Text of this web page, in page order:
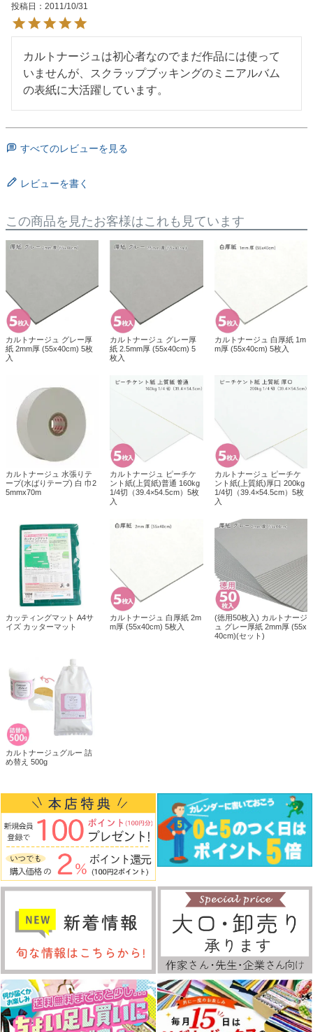
投稿日
2011/10/31
カルトナージュは初心者なのでまだ作品には使って
いませんが、スクラップブッキングのミニアルバム
の表紙に大活躍しています。
すべてのレビューを見る
レビューを書く
この商品を見たお客様はこれも見ています
カルトナージュ グレー厚
紙 2mm厚 (55x40cm) 5枚
入
カルトナージュ グレー厚
紙 2.5mm厚 (55x40cm) 5
枚入
カルトナージュ 白厚紙 1m
m厚 (55x40cm) 5枚入
カルトナージュ 水張りテ
ープ(水ばりテープ) 白 巾2
5mmx70m
カルトナージュ ピーチケ
ント紙(上質紙)普通 160kg
1/4切（39.4×54.5cm）5枚
入
カルトナージュ ピーチケ
ント紙(上質紙)厚口 200kg
1/4切（39.4×54.5cm）5枚
入
カッティングマット A4サ
イズ カッターマット
カルトナージュ 白厚紙 2m
m厚 (55x40cm) 5枚入
(徳用50枚入) カルトナージ
ュ グレー厚紙 2mm厚 (55x
40cm)(セット)
カルトナージュグルー 詰
め替え 500g